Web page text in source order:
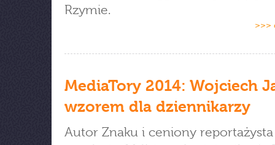
Rzymie.
>>>
MediaTory 2014: Wojciech
wzorem dla dziennikarzy
Autor Znaku i ceniony reportażysta